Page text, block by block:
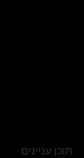
תוכן עניינים